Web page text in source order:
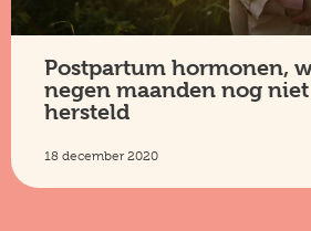
Postpartum hormonen,
negen maanden nog
hersteld
18 december 2020